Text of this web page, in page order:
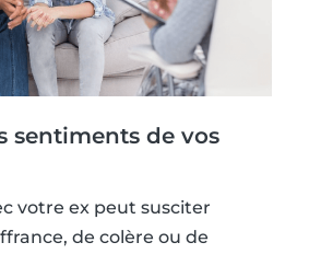
sentiments de vos
votre ex peut susciter
de colère ou de